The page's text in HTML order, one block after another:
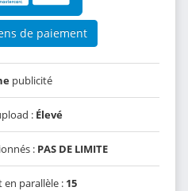
de paiement
publicité
: Élevé
: PAS DE LIMITE
en parallèle : 15